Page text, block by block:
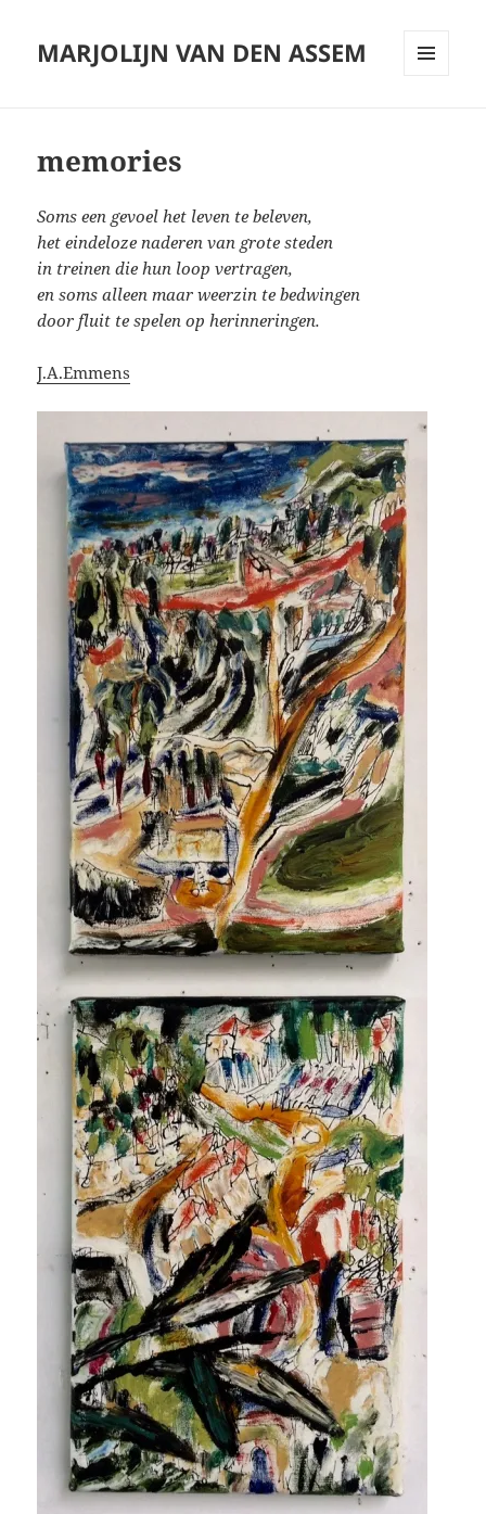
MARJOLIJN VAN DEN ASSEM
memories
Soms een gevoel het leven te beleven,
het eindeloze naderen van grote steden
in treinen die hun loop vertragen,
en soms alleen maar weerzin te bedwingen
door fluit te spelen op herinneringen.
J.A.Emmens